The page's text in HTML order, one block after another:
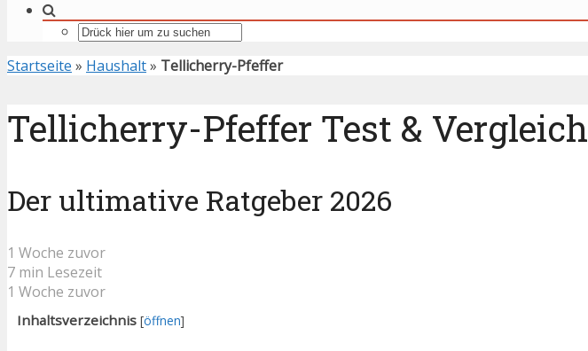
Startseite » Haushalt» Tellicherry-Pfeffer
Tellicherry-Pfeffer Test & Vergleich
Der ultimative Ratgeber 2026
1 Woche zuvor
7 min Lesezeit
1 Woche zuvor
Inhaltsverzeichnis [öffnen]